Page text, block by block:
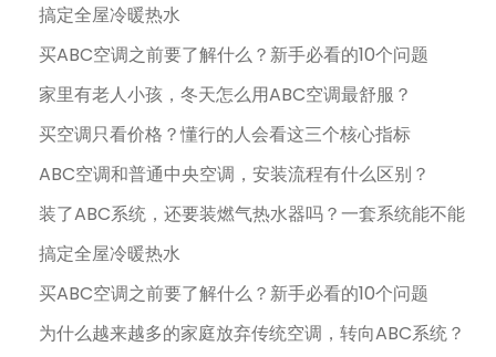
搞定全屋冷暖热水
买ABC空调之前要了解什么？新手必看的10个问题
家里有老人小孩，冬天怎么用ABC空调最舒服？
买空调只看价格？懂行的人会看这三个核心指标
ABC空调和普通中央空调，安装流程有什么区别？
装了ABC系统，还要装燃气热水器吗？一套系统能不能
搞定全屋冷暖热水
买ABC空调之前要了解什么？新手必看的10个问题
为什么越来越多的家庭放弃传统空调，转向ABC系统？